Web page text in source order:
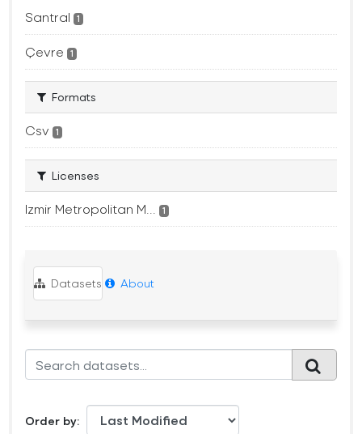
Santral 1
Çevre 1
Formats
Csv 1
Licenses
Izmir Metropolitan M... 1
Datasets About
Order by